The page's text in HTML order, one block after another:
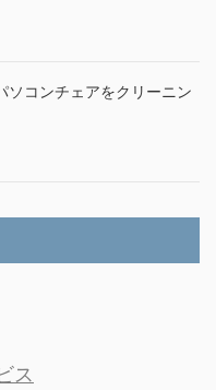
ソコンチェアをクリーニン
ス